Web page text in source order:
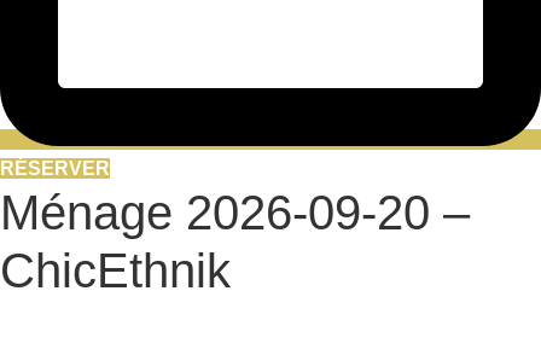
RÉSERVER
Ménage 2026-09-20 –
ChicEthnik